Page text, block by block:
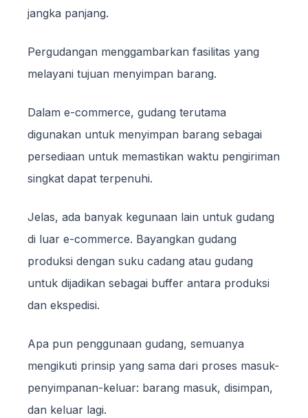
jangka panjang.
Pergudangan menggambarkan fasilitas yang
melayani tujuan menyimpan barang.
Dalam e-commerce, gudang terutama
digunakan untuk menyimpan barang sebagai
persediaan untuk memastikan waktu pengiriman
singkat dapat terpenuhi.
Jelas, ada banyak kegunaan lain untuk gudang
di luar e-commerce. Bayangkan gudang
produksi dengan suku cadang atau gudang
untuk dijadikan sebagai buffer antara produksi
dan ekspedisi.
Apa pun penggunaan gudang, semuanya
mengikuti prinsip yang sama dari proses masuk-
penyimpanan-keluar: barang masuk, disimpan,
dan keluar lagi.